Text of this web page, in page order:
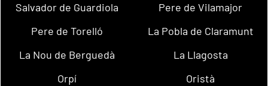
Salvador de Guardiola
Pere de Vilamajor
Pere de Torelló
La Pobla de Claramunt
La Nou de Berguedà
La Llagosta
Orpí
Oristà